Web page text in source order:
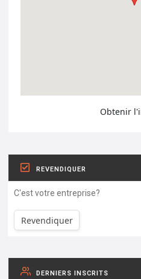
Obtenir
REVENDIQUER
C'est votre entreprise?
Revendiquer
DERNIERS INSCRITS